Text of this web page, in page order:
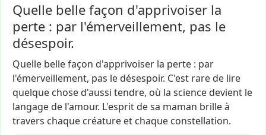
Quelle belle façon d'apprivoiser la
perte : par l'émerveillement, pas le
désespoir.
Quelle bellefaçon d'apprivoiser la perte : par
l'émerveillement, pas le désespoir. C'est rare de lire
quelque chose d'aussi tendre, où la science devient le
langage de l'amour. L'esprit desa maman brilleà
travers chaque créature et chaque constellation.